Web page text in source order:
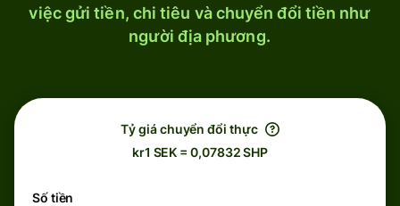
việc gửi tiền, chi tiêu và chuyển đổi tiền như
người địa phương.
Tỷ giá chuyển đổi thực
kr1 SEK = 0,07832 SHP
Số tiền